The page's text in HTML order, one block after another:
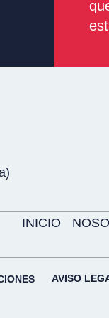
INICIO
AVISO